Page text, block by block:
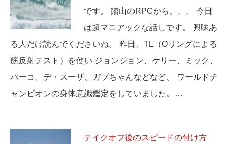
です。 館山のRPCから、、、 今日
は超マニアックな話しです。 興味あ
る人だけ読んでくださいね。 昨日、TL（Oリングによる
筋反射テスト）を使い ジョンジョン、ケリー、ミック、
パーコ、デ・スーザ、ガブちゃんなどなど、 ワールドチ
ャンピオンの身体意識鑑定をしていました。…
テイクオフ後のスピードの付け方